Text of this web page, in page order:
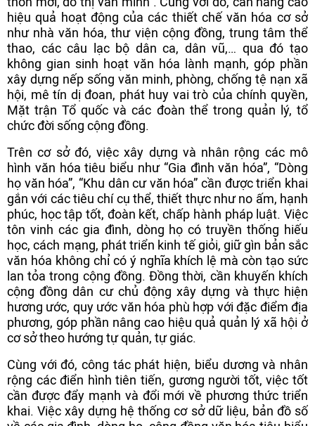
hiệu quả hoạt động của các thiết chế văn hóa cơ sở
như nhà văn hóa, thư viện cộng đồng, trung tâm thể
thao, các câu lạc bộ dân ca, dân vũ,… qua đó tạo
không gian sinh hoạt văn hóa lành mạnh, góp phần
xây dựng nếp sống văn minh, phòng, chống tệ nạn xã
hội, mê tín dị đoan, phát huy vai trò của chính quyền,
Mặt trận Tổ quốc và các đoàn thể trong quản lý, tổ
chức đời sống cộng đồng.
Trên cơ sở đó, việc xây dựng và nhân rộng các mô
hình văn hóa tiêu biểu như “Gia đình văn hóa”, “Dòng
họ văn hóa”, “Khu dân cư văn hóa” cần được triển khai
gắn với các tiêu chí cụ thể, thiết thực như no ấm, hạnh
phúc, học tập tốt, đoàn kết, chấp hành pháp luật. Việc
tôn vinh các gia đình, dòng họ có truyền thống hiếu
học, cách mạng, phát triển kinh tế giỏi, giữ gìn bản sắc
văn hóa không chỉ có ý nghĩa khích lệ mà còn tạo sức
lan tỏa trong cộng đồng. Đồng thời, cần khuyến khích
cộng đồng dân cư chủ động xây dựng và thực hiện
hương ước, quy ước văn hóa phù hợp với đặc điểm địa
phương, góp phần nâng cao hiệu quả quản lý xã hội ở
cơ sở theo hướng tự quản, tự giác.
Cùng với đó, công tác phát hiện, biểu dương và nhân
rộng các điển hình tiên tiến, gương người tốt, việc tốt
cần được đẩy mạnh và đổi mới về phương thức triển
khai. Việc xây dựng hệ thống cơ sở dữ liệu, bản đồ số